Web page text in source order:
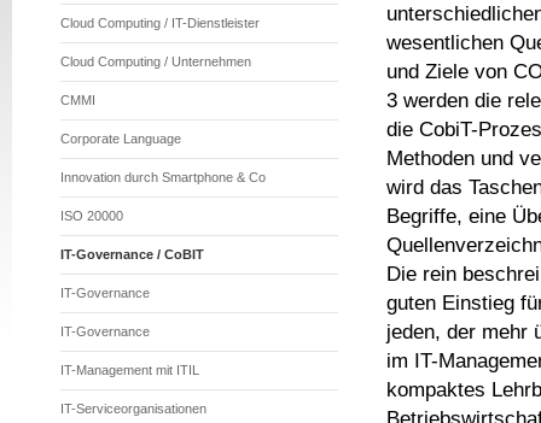
Cloud Computing / IT-Dienstleister
Cloud Computing / Unternehmen
CMMI
Corporate Language
Innovation durch Smartphone & Co
ISO 20000
IT-Governance / CoBIT
IT-Governance
IT-Governance
IT-Management mit ITIL
IT-Serviceorganisationen
wesentlichen
und Ziele von
3 werden die
die CobiT-
Methoden und
wird das
Begriffe, eine
Die rein
guten Einstieg
jeden, der mehr
im IT-
kompaktes